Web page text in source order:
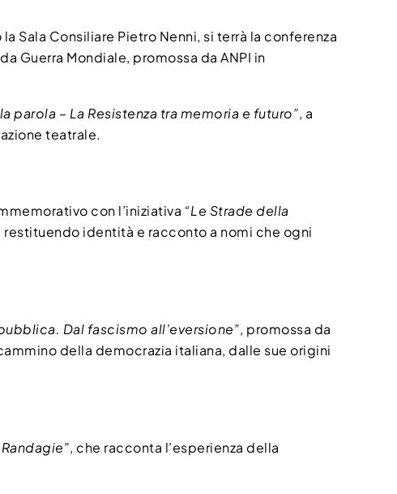
Sala Consiliare Pietro Nenni, si terrà la conferenza
Guerra Mondiale, promossa da ANPI in
parola – La Resistenza tra memoria e futuro”, a
teatrale.
con l’iniziativa “Le Strade della
identità e racconto a nomi che ogni
Dal fascismo all’eversione”, promossa da
della democrazia italiana, dalle sue origini
, che racconta l’esperienza della